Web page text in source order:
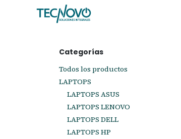
Categorías
Todos los productos
LAPTOPS
LAPTOPS ASUS
LAPTOPS LENOVO
LAPTOPS DELL
LAPTOPS HP